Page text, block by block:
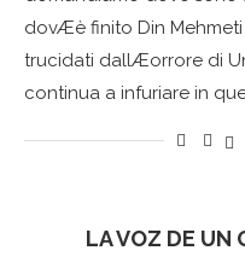
dovÆè finito Din Mehmeti
trucidati dallÆorrore di
continua a infuriare in
LA VOZ DE UN